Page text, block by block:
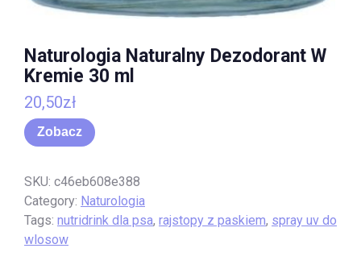
Naturologia Naturalny Dezodorant W
Kremie 30 ml
20,50zł
Zobacz
SKU: c46eb608e388
Category: Naturologia
Tags: nutridrink dla psa, rajstopy z paskiem, spray uv do
wlosow